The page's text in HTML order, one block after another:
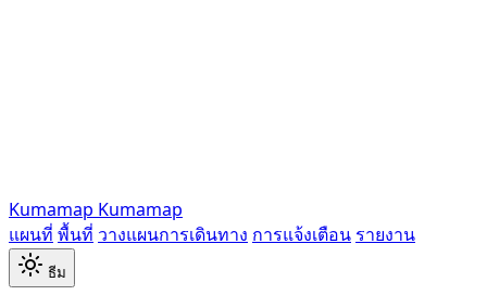
Kumamap Kumamap
แผนที่ พื้นที่ วางแผนการเดินทาง การแจ้งเตือน รายงาน
ธีม